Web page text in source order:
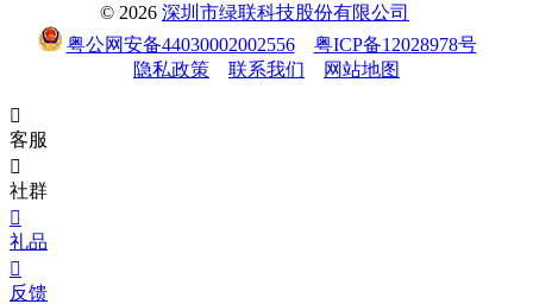
© 2026 深圳市绿联科技股份有限公司
粤公网安备44030002002556
粤ICP备12028978号
隐私政策
联系我们 网站地图

客服

社群

礼品

反馈